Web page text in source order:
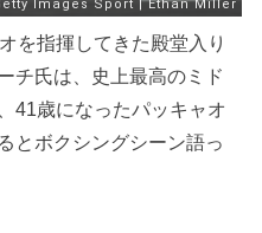
を指揮してきた殿堂入り
チ氏は、史上最高のミド
41歳になったパッキャオ
とボクシングシーン語っ